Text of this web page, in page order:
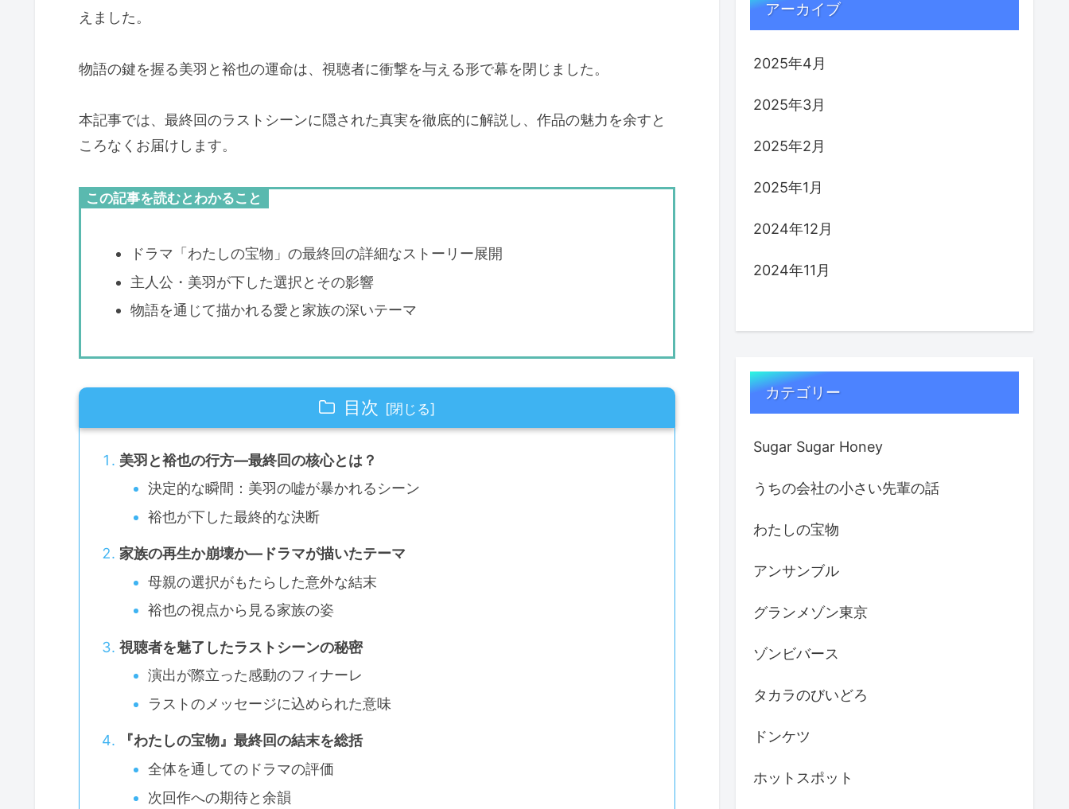
えました。
物語の鍵を握る美羽と裕也の運命は、視聴者に衝撃を与える形で幕を閉じました。
本記事では、最終回のラストシーンに隠された真実を徹底的に解説し、作品の魅力を余すと
ころなくお届けします。
この記事を読むとわかること
ドラマ「わたしの宝物」の最終回の詳細なストーリー展開
主人公・美羽が下した選択とその影響
物語を通じて描かれる愛と家族の深いテーマ
目次
美羽と裕也の行方—最終回の核心とは？
決定的な瞬間：美羽の嘘が暴かれるシーン
裕也が下した最終的な決断
家族の再生か崩壊か—ドラマが描いたテーマ
母親の選択がもたらした意外な結末
裕也の視点から見る家族の姿
視聴者を魅了したラストシーンの秘密
演出が際立った感動のフィナーレ
ラストのメッセージに込められた意味
『わたしの宝物』最終回の結末を総括
全体を通してのドラマの評価
次回作への期待と余韻
アーカイブ
2025年4月
2025年3月
2025年2月
2025年1月
2024年12月
2024年11月
カテゴリー
Sugar Sugar Honey
うちの会社の小さい先輩の話
わたしの宝物
アンサンブル
グランメゾン東京
ゾンビバース
タカラのびいどろ
ドンケツ
ホットスポット